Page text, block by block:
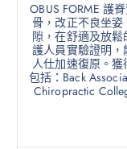
OBUS FORME 護
骨，改正不良坐
隙，在舒適及放
護人員實驗證明
人仕加速復原。獲
包括：Back
Chiropractic